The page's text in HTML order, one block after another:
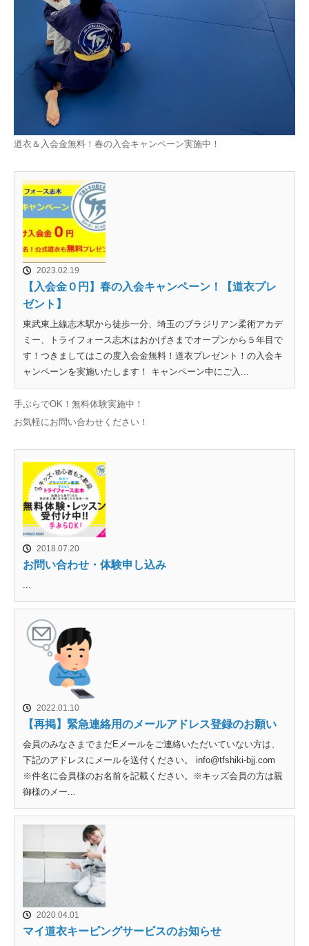
道衣＆入会金無料！春の入会キャンペーン実施中！
2023.02.19
【入会金０円】春の入会キャンペーン！【道衣プレ
ゼント】
東武東上線志木駅から徒歩一分、埼玉のブラジリアン柔術アカデ
ミー、トライフォース志木はおかげさまでオープンから５年目で
す！つきましてはこの度入会金無料！道衣プレゼント！の入会キ
ャンペーンを実施いたします！ キャンペーン中にご入...
手ぶらでOK！無料体験実施中！
お気軽にお問い合わせください！
2018.07.20
お問い合わせ・体験申し込み
2022.01.10
【再掲】緊急連絡用のメールアドレス登録のお願い
会員のみなさまでまだEメールをご連絡いただいていない方は、
下記のアドレスにメールを送付ください。 info@tfshiki-bjj.com
※件名に会員様のお名前を記載ください。※キッズ会員の方は親
御様のメー...
2020.04.01
マイ道衣キーピングサービスのお知らせ